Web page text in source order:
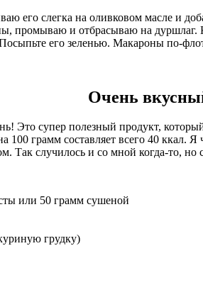
его слегка на оливковом масле и
промываю и отбрасываю на дуршлаг.
его зеленью. Макароны по-
Очень
Это супер полезный продукт,
100 грамм составляет всего 40 ккал.
Так случилось и со мной когда-то,
или 50 грамм сушеной
грудку)